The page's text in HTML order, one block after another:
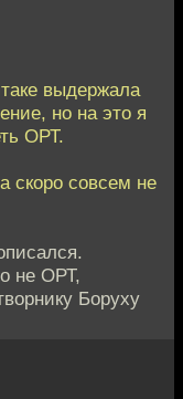
выдержала
но на это я
ОРТ.
скоро совсем не
не ОРТ,
Боруху